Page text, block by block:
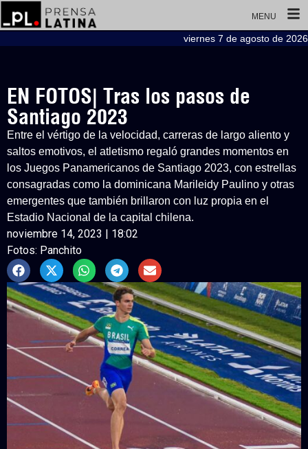
MENU
viernes 7 de agosto de 2026
EN FOTOS| Tras los pasos de
Santiago 2023
Entre el vértigo de la velocidad, carreras de largo aliento y
saltos emotivos, el atletismo regaló grandes momentos en
los Juegos Panamericanos de Santiago 2023, con estrellas
consagradas como la dominicana Marileidy Paulino y otras
emergentes que también brillaron con luz propia en el
Estadio Nacional de la capital chilena.
noviembre 14, 2023 | 18:02
Fotos: Panchito